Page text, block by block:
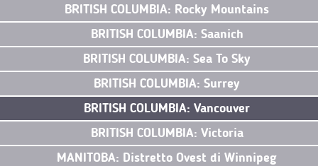
BRITISH COLUMBIA: Rocky Mountains
BRITISH COLUMBIA: Saanich
BRITISH COLUMBIA: Sea To Sky
BRITISH COLUMBIA: Surrey
BRITISH COLUMBIA: Vancouver
BRITISH COLUMBIA: Victoria
MANITOBA: Distretto Ovest di Winnipeg